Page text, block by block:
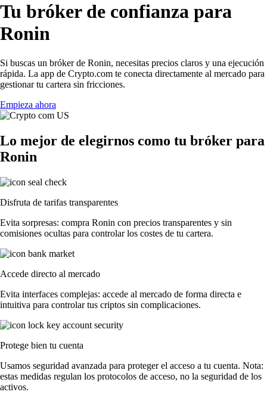
Tu bróker de confianza para
Ronin
Si buscas un bróker de Ronin, necesitas precios claros y una ejecución
rápida. La app de Crypto.com te conecta directamente al mercado para
gestionar tu cartera sin fricciones.
Empieza ahora
Lo mejor de elegirnos como tu bróker para
Ronin
Disfruta de tarifas transparentes
Evita sorpresas: compra Ronin con precios transparentes y sin
comisiones ocultas para controlar los costes de tu cartera.
Accede directo al mercado
Evita interfaces complejas: accede al mercado de forma directa e
intuitiva para controlar tus criptos sin complicaciones.
Protege bien tu cuenta
Usamos seguridad avanzada para proteger el acceso a tu cuenta. Nota:
estas medidas regulan los protocolos de acceso, no la seguridad de los
activos.